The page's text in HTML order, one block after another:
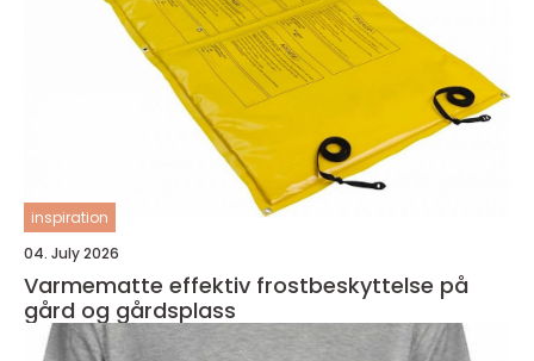
inspiration
04. July 2026
Varmematte effektiv frostbeskyttelse på
gård og gårdsplass